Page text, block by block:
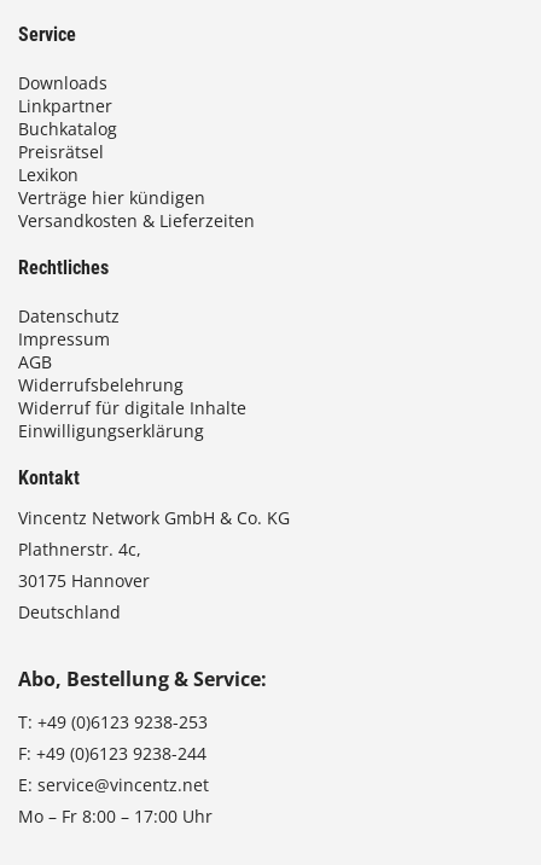
Service
Downloads
Linkpartner
Buchkatalog
Preisrätsel
Lexikon
Verträge hier kündigen
Versandkosten & Lieferzeiten
Rechtliches
Datenschutz
Impressum
AGB
Widerrufsbelehrung
Widerruf für digitale Inhalte
Einwilligungserklärung
Kontakt
Vincentz Network GmbH & Co. KG
Plathnerstr. 4c,
30175 Hannover
Deutschland
Abo, Bestellung & Service:
T: +49 (0)6123 9238-253
F: +49 (0)6123 9238-244
E: service@vincentz.net
Mo – Fr 8:00 – 17:00 Uhr